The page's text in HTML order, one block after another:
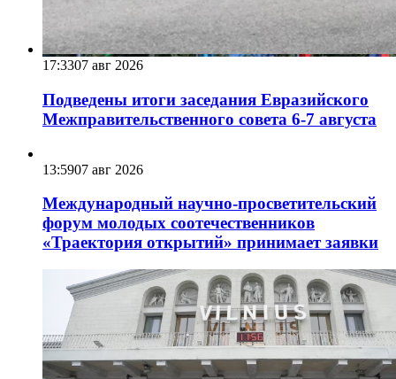
17:3307 авг 2026
Подведены итоги заседания Евразийского
Межправительственного совета 6-7 августа
13:5907 авг 2026
Международный научно-просветительский
форум молодых соотечественников
«Траектория открытий» принимает заявки